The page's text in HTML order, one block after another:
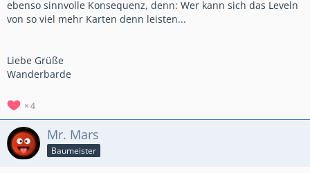
ebenso sinnvolle Konsequenz, denn: Wer kann sich das Leveln
von so viel mehr Karten denn leisten...
Liebe Grüße
Wanderbarde
4
Mr. Mars
Baumeister